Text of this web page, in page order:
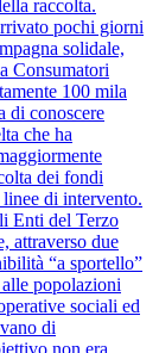
raccolta.
pochi giorni
solidale,
Consumatori
100 mila
di conoscere
che ha
dei fondi
linee di intervento.
Enti del Terzo
attraverso due
“a sportello”
alle popolazioni
sociali ed
di